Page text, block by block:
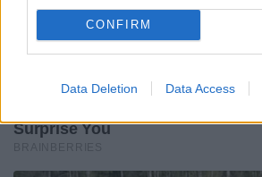
CONFIRM
Data Deletion Data Access